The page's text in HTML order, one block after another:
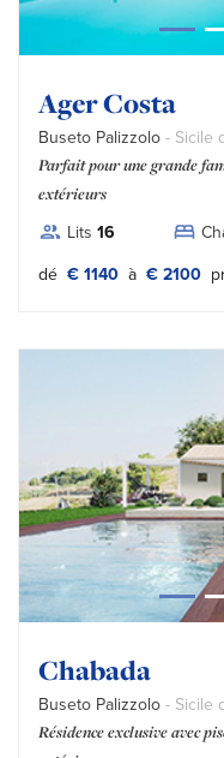
Ager Costa
Buseto Palizzolo - Sicile
Parfait pour une grande
extérieurs
Lits 16
dé € 1140 à € 2100
Chabada
Buseto Palizzolo - Sicile
Résidence exclusive avec